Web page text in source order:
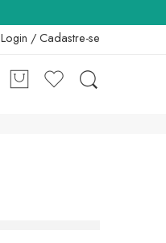
Login / Cadastre-se